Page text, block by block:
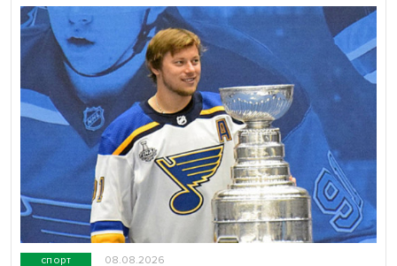
спорт 08.08.2026